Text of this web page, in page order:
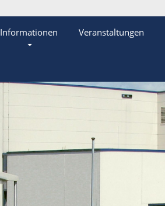
Informationen Veranstaltungen